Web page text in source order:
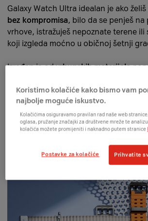
Galaxy Watch Ultra idealan je ako želiš
bez kompromisa, bilo da se penješ na
vrhove, istražuješ nepoznate terene ili
koji izgleda moćno u običnoj šetnji
Izrađen je odvrhunskih materijala
prašinu (IP68) i udarce, uzrobusnost
standardom 810H.
Koristimo kolačiće kako bismo vam
najbolje moguće iskustvo.
Kolačićima osiguravamo pravilan rad naše web
oglasa, pružanje značajki za društvene mreže te
kolačića možete promijeniti i naknadno putem stranice
Postavke za kolačiće Prihvatite